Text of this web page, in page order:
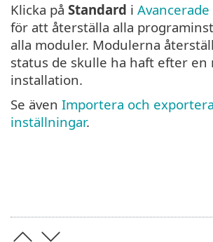
Klicka på Standard i
för att återställa alla
alla moduler. Modulerna
status de skulle ha haft efter en
installation.
Se även Importera och exportera
inställningar.